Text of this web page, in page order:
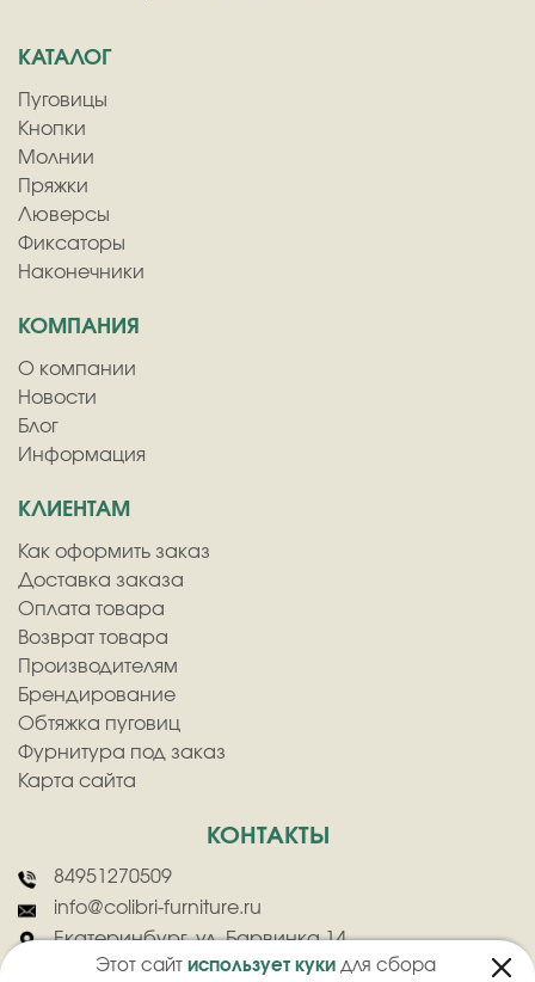
Этот сайт использует куки для сбора
КАТАЛОГ
Пуговицы
Кнопки
Молнии
Пряжки
Люверсы
Фиксаторы
Наконечники
КОМПАНИЯ
О компании
Новости
Блог
Информация
КЛИЕНТАМ
Как оформить заказ
Доставка заказа
Оплата товара
Возврат товара
Производителям
Брендирование
Обтяжка пуговиц
Фурнитура под заказ
Карта сайта
КОНТАКТЫ
84951270509
info@colibri-furniture.ru
Екатеринбург, ул. Барвинка 14